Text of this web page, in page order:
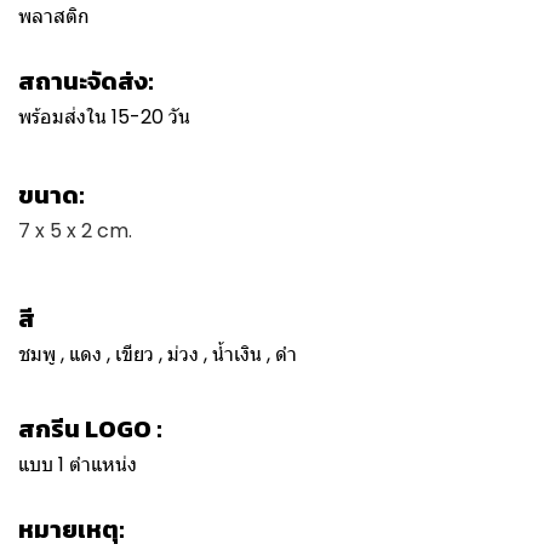
พลาสติก
สถานะจัดส่ง:
พร้อมส่งใน 15-20 วัน
ขนาด:
7 x 5 x 2 cm.
สี
ชมพู , แดง , เขียว , ม่วง , น้ำเงิน , ดำ
สกรีน LOGO :
แบบ 1 ตำแหน่ง
หมายเหตุ: